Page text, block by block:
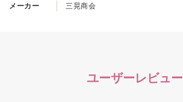
メーカー 三晃商会
ユーザーレビュー